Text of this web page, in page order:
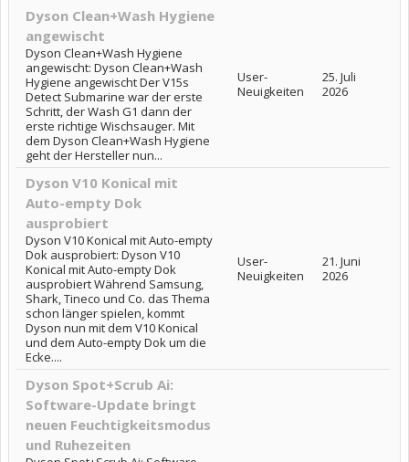
Dyson Clean+Wash Hygiene
angewischt
Dyson Clean+Wash Hygiene
angewischt: Dyson Clean+Wash
Hygiene angewischt Der V15s
Detect Submarine war der erste
Schritt, der Wash G1 dann der
erste richtige Wischsauger. Mit
dem Dyson Clean+Wash Hygiene
geht der Hersteller nun...
User-
Neuigkeiten
25. Juli
2026
Dyson V10 Konical mit
Auto-empty Dok
ausprobiert
Dyson V10 Konical mit Auto-empty
Dok ausprobiert: Dyson V10
Konical mit Auto-empty Dok
ausprobiert Während Samsung,
Shark, Tineco und Co. das Thema
schon länger spielen, kommt
Dyson nun mit dem V10 Konical
und dem Auto-empty Dok um die
Ecke....
User-
Neuigkeiten
21. Juni
2026
Dyson Spot+Scrub Ai:
Software-Update bringt
neuen Feuchtigkeitsmodus
und Ruhezeiten